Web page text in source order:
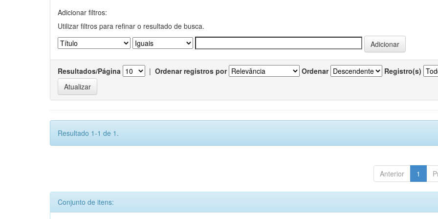
Adicionar filtros:
Utilizar filtros para refinar o resultado de busca.
Resultados/Página | Ordenar registros por Ordenar Registro(s)
Resultado 1-1 de 1.
Anterior 1
Conjunto de itens: